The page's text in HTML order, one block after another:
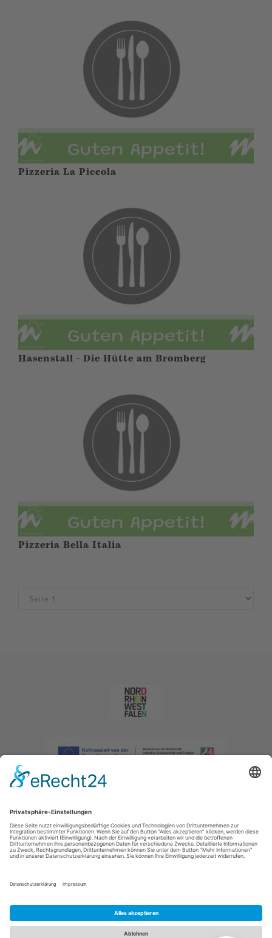
Pizzeria La Piccola
Hasenstall - Die Hütte am Bromberg
Pizzeria Bella Italia
Impressum|Datenschutzerklärung|Barrierefreiheitserklärung
E: info@sauerland.com